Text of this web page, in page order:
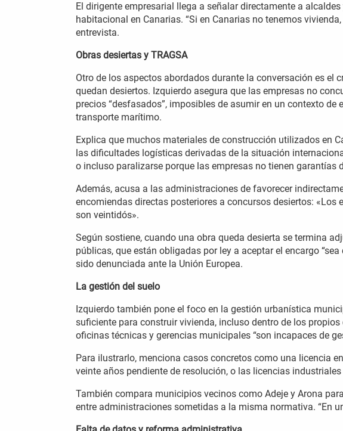
El dirigente empresarial llega a señalar directamente a
habitacional en Canarias. “Si en Canarias no tenemos
entrevista.
Obras desiertas y TRAGSA
Otro de los aspectos abordados durante la conversación es el
quedan desiertos. Izquierdo asegura que las empresas no
precios “desfasados”, imposibles de asumir en un contexto
transporte marítimo.
Explica que muchos materiales de construcción utilizados en
las dificultades logísticas derivadas de la situación
o incluso paralizarse porque las empresas no tienen garantías
Además, acusa a las administraciones de favorecer
encomiendas directas posteriores a concursos desiertos:
son veintidós».
Según sostiene, cuando una obra queda desierta se termina
públicas, que están obligadas por ley a aceptar el encargo
sido denunciada ante la Unión Europea.
La gestión del suelo
Izquierdo también pone el foco en la gestión urbanística
suficiente para construir vivienda, incluso dentro de los
oficinas técnicas y gerencias municipales “son incapaces de
Para ilustrarlo, menciona casos concretos como una licencia
veinte años pendiente de resolución, o las licencias
También compara municipios vecinos como Adeje y Arona
entre administraciones sometidas a la misma normativa. “En